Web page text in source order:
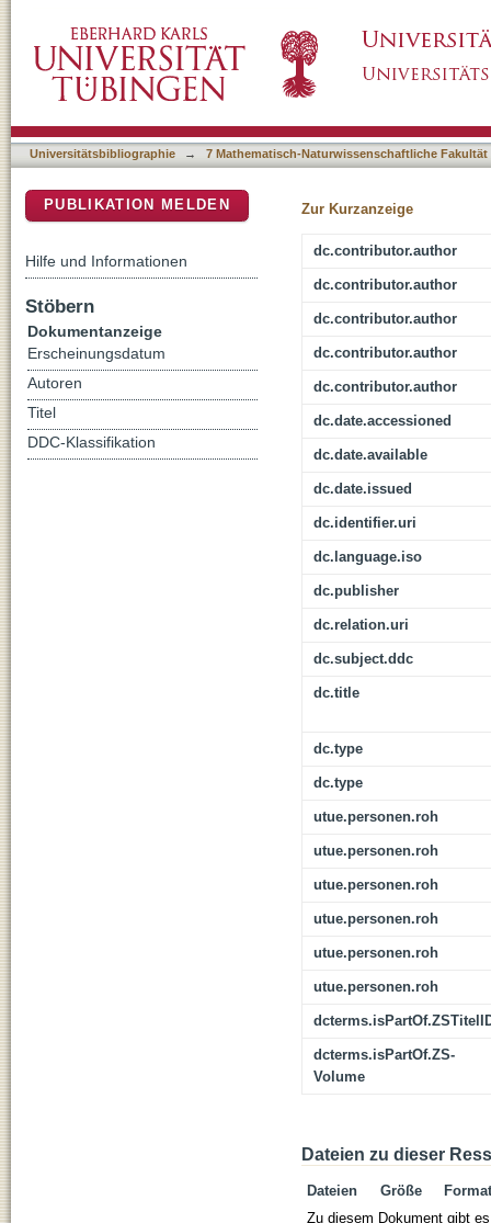
Universitätsbibliographie → 7 Mathematisch-Naturwissenschaftliche Fakultät
Zur Kurzanzeige
dc.contributor.author
dc.contributor.author
dc.contributor.author
dc.contributor.author
dc.contributor.author
dc.date.accessioned
dc.date.available
dc.date.issued
dc.identifier.uri
dc.language.iso
dc.publisher
dc.relation.uri
dc.subject.ddc
dc.title
dc.type
dc.type
utue.personen.roh
utue.personen.roh
utue.personen.roh
utue.personen.roh
utue.personen.roh
utue.personen.roh
dcterms.isPartOf.ZS-
Volume
Dateien zu dieser
Dateien Größe
Format
Zu diesem Dokument gibt
PUBLIKATION MELDEN
Hilfe und Informationen
Stöbern
Dokumentanzeige
Erscheinungsdatum
Autoren
Titel
DDC-Klassifikation